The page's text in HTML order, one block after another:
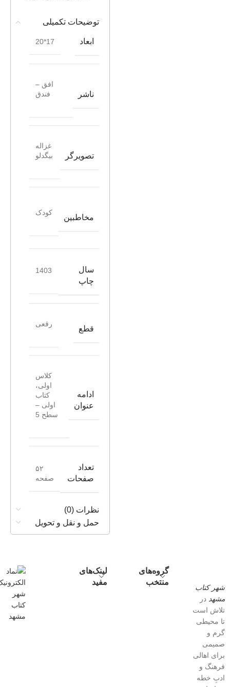
توضیحات تکمیلی
ابعاد 17*20
ناشر
افق –
فندق
تصویرگر
غزاله
بیگدلو
مخاطبین
کودک
سال
چاپ
1403
قطع
رقعی
ادامه
عنوان
کلاس
اولی،
کتاب
اولی –
سطح 5
تعداد
صفحات
۵۲
صفحه
نظرات (0)
حمل و نقل و تحویل
شهر کتاب
مشهد در
تلاش است
تا محیطی
گرم و
صمیمی
برای اهالی
فرهنگ و
ادبِ خطه
گروه‌های
منتخب
لینک‌های
مفید